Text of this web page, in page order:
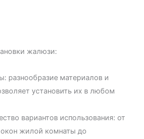
жалюзи:
разнообразие материалов и
установить их в любом
вариантов использования: от
жилой комнаты до